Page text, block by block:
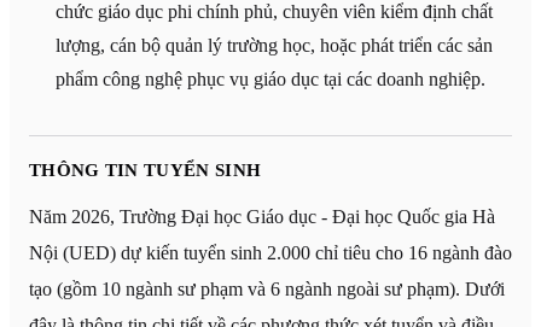
chức giáo dục phi chính phủ, chuyên viên kiểm định chất
lượng, cán bộ quản lý trường học, hoặc phát triển các sản
phẩm công nghệ phục vụ giáo dục tại các doanh nghiệp.
THÔNG TIN TUYỂN SINH
Năm 2026, Trường Đại học Giáo dục - Đại học Quốc gia Hà
Nội (UED) dự kiến tuyển sinh 2.000 chỉ tiêu cho 16 ngành đào
tạo (gồm 10 ngành sư phạm và 6 ngành ngoài sư phạm). Dưới